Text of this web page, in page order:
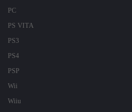
PC
PS VITA
PS3
PS4
PSP
Wii
Wiiu